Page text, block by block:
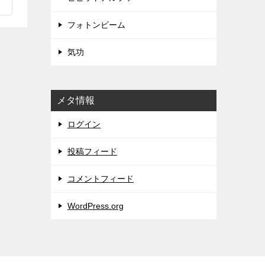
フォトンビーム
気功
メタ情報
ログイン
投稿フィード
コメントフィード
WordPress.org